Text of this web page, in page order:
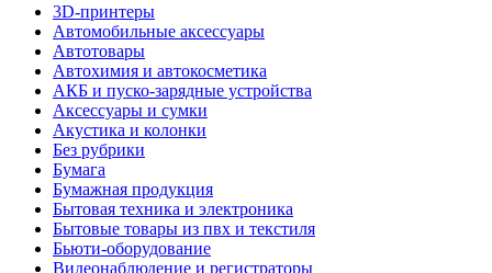
3D-принтеры
Автомобильные аксессуары
Автотовары
Автохимия и автокосметика
АКБ и пуско-зарядные устройства
Аксессуары и сумки
Акустика и колонки
Без рубрики
Бумага
Бумажная продукция
Бытовая техника и электроника
Бытовые товары из пвх и текстиля
Бьюти-оборудование
Видеонаблюдение и регистраторы